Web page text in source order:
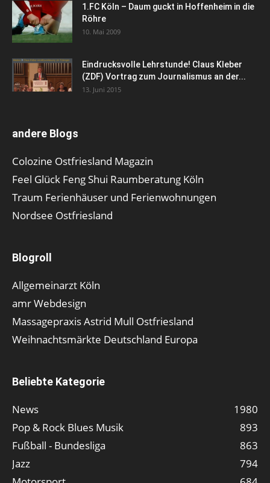
1.FC Köln – Daum guckt in Hoffenheim in die
Röhre
10. Mai 2009
Eindrucksvolle Lehrstunde! Claus Kleber
(ZDF) Vortrag zum Journalismus an der...
13. Juni 2015
andere Blogs
Colozine Ostfriesland Magazin
Feel Glück Feng Shui Raumberatung Köln
Traum Ferienhäuser und Ferienwohnungen
Nordsee Ostfriesland
Blogroll
Allgemeinarzt Köln
amr Webdesign
Massagepraxis Astrid Mull Ostfriesland
Weihnachtsmärkte Deutschland Europa
Beliebte Kategorie
News
1980
Pop & Rock Blues Musik
893
Fußball - Bundesliga
863
Jazz
794